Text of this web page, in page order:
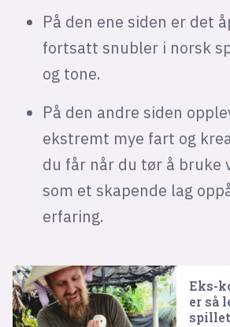
På den ene siden er det
fortsatt snubler i norsk
og tone.
På den andre siden
ekstremt mye fart og
du får når du tør å bruke
som et skapende lag
erfaring.
Eks-
er så